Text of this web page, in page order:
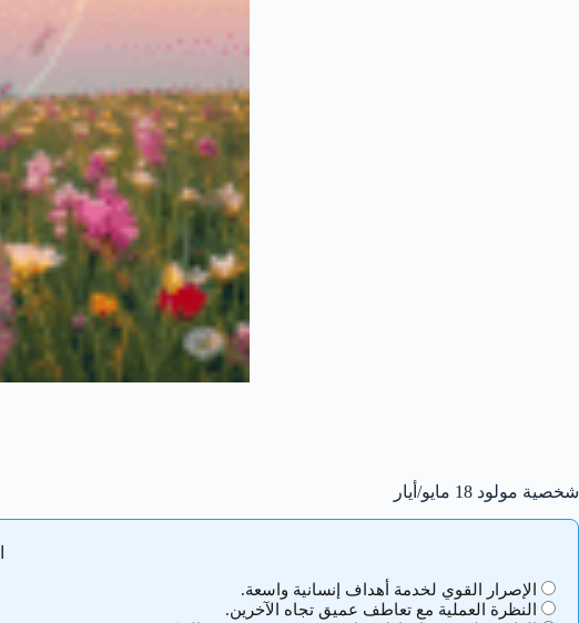
شخصية مولود 18 مايو/أيار
الإصرار القوي لخدمة أهداف إنسانية واسعة.
النظرة العملية مع تعاطف عميق تجاه الآخرين.